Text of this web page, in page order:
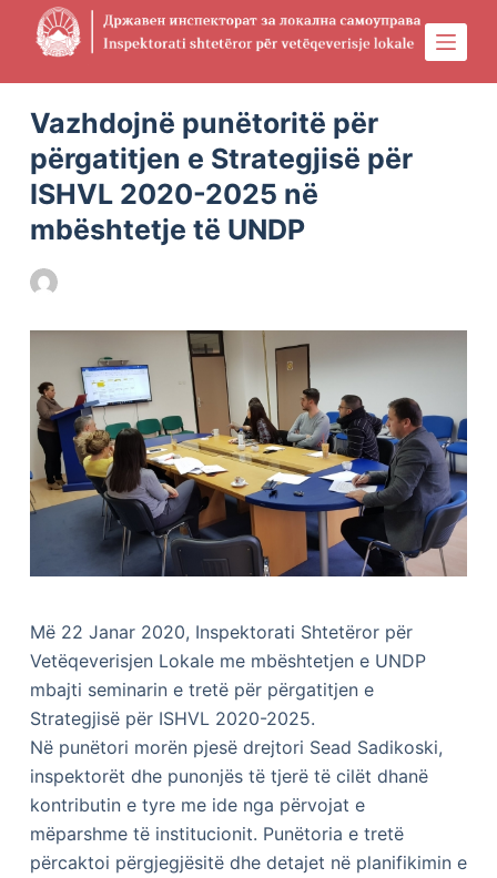
i
p
o
c
o
Vazhdojnë punëtoritë për
përgatitjen e Strategjisë për
ISHVL 2020-2025 në
mbështetje të UNDP
Më 22 Janar 2020, Inspektorati Shtetëror për
Vetëqeverisjen Lokale me mbështetjen e UNDP
mbajti seminarin e tretë për përgatitjen e
Strategjisë për ISHVL 2020-2025.
Në punëtori morën pjesë drejtori Sead Sadikoski,
inspektorët dhe punonjës të tjerë të cilët dhanë
kontributin e tyre me ide nga përvojat e
mëparshme të institucionit. Punëtoria e tretë
përcaktoi përgjegjësitë dhe detajet në planifikimin e